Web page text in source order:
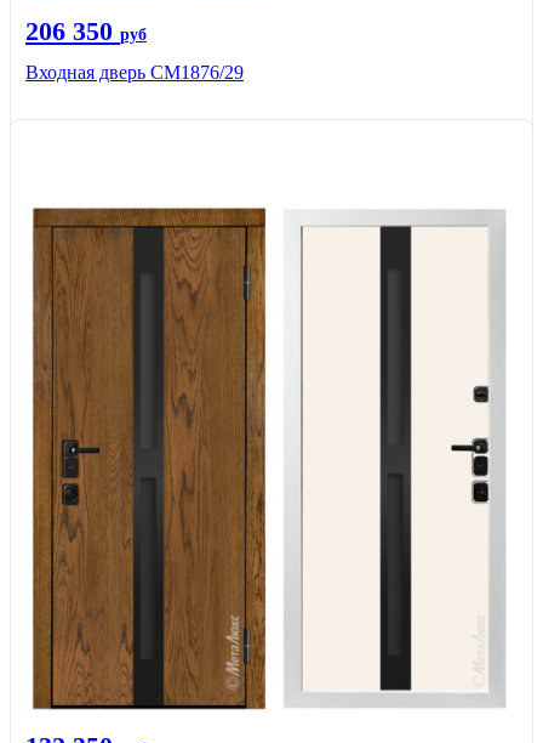
206 350 руб
Входная дверь СМ1876/29